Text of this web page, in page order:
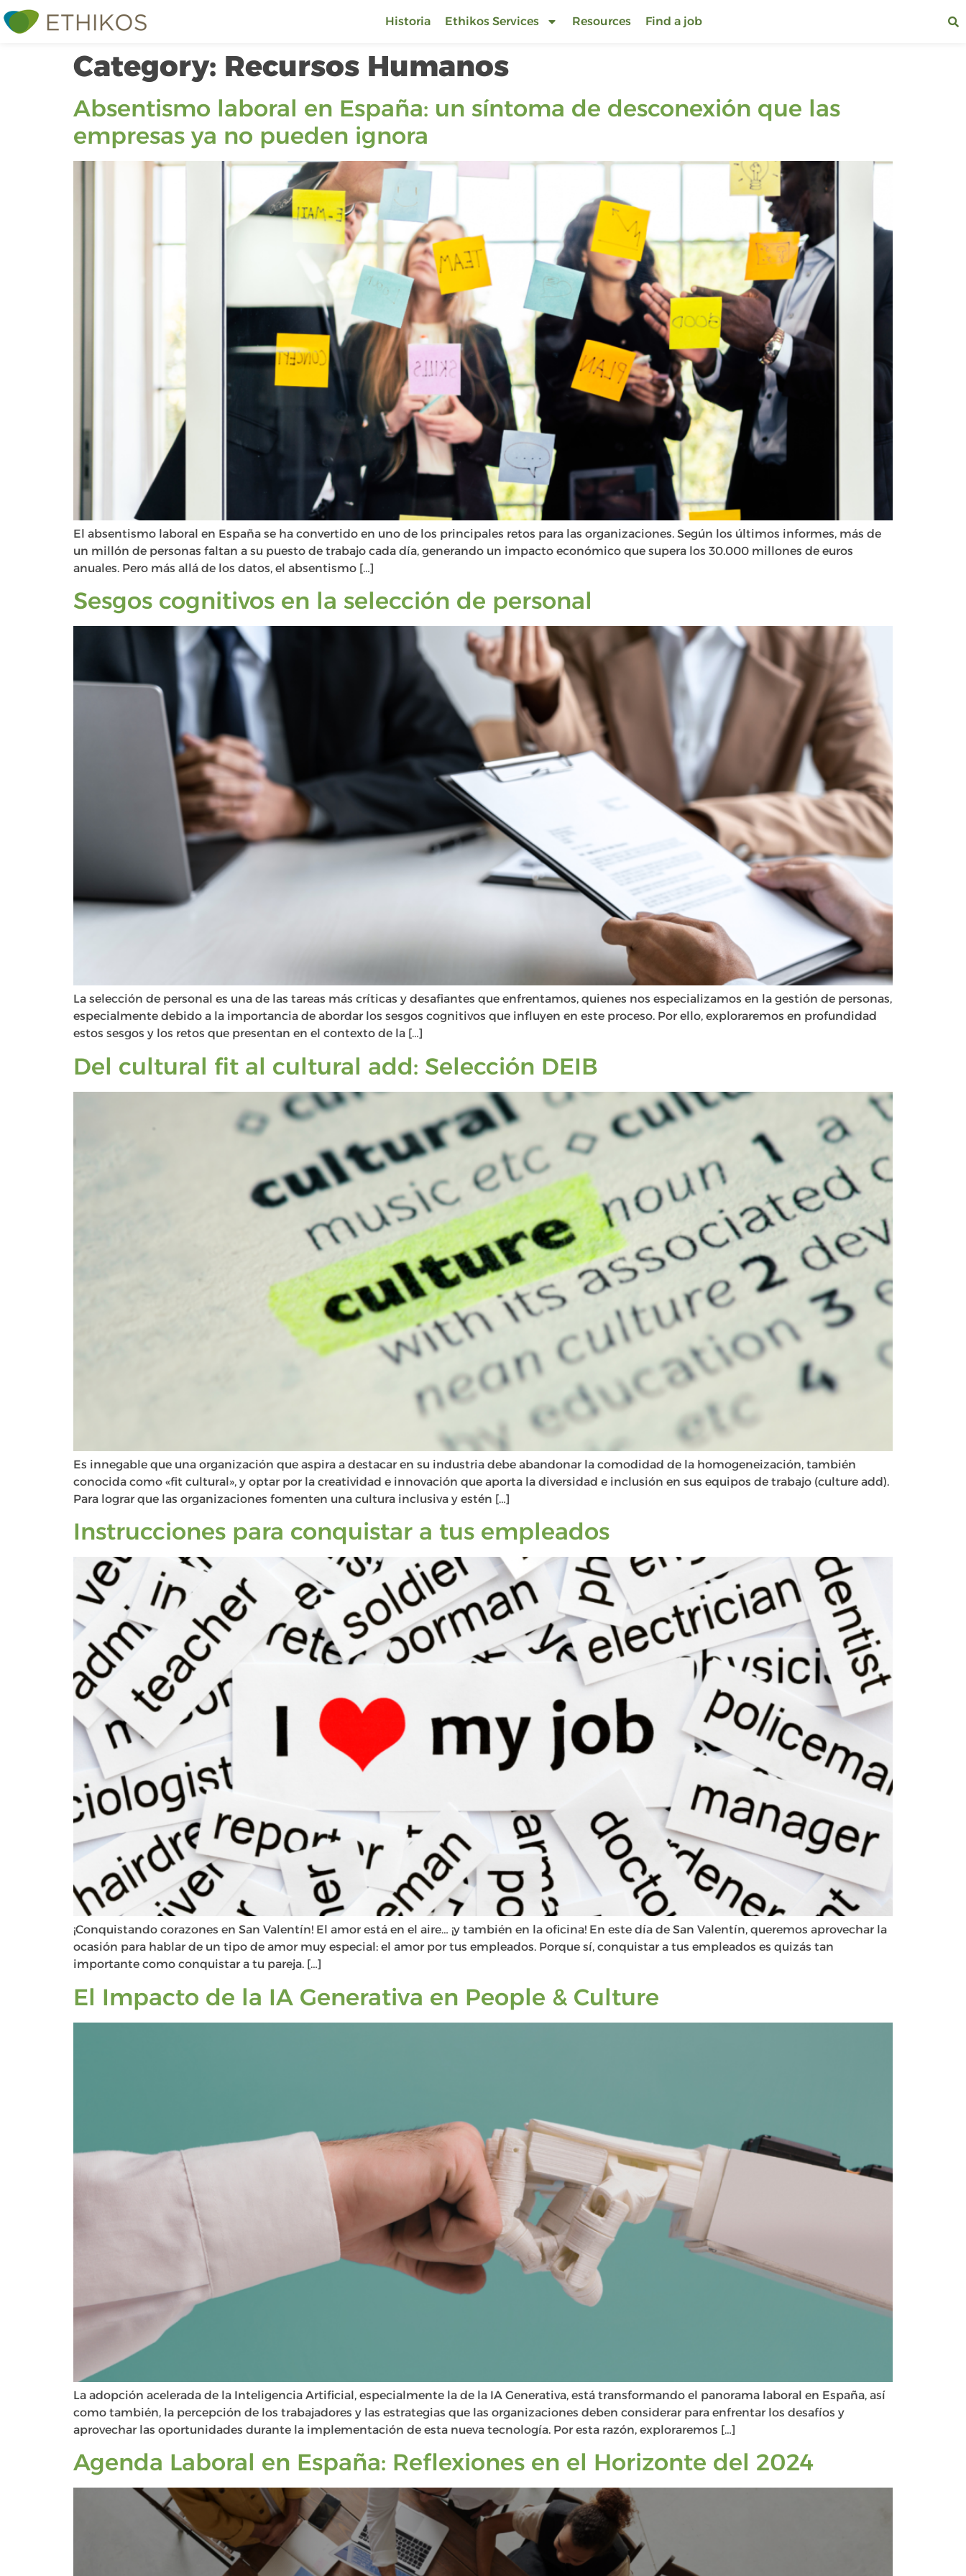
Historia Ethikos Services Resources Find a job
Category: Recursos Humanos
Absentismo laboral en España: un síntoma de desconexión que las
empresas ya no pueden ignora
El absentismo laboral en España se ha convertido en uno de los principales retos para las organizaciones. Según los últimos informes, más de
un millón de personas faltan a su puesto de trabajo cada día, generando un impacto económico que supera los 30.000 millones de euros
anuales. Pero más allá de los datos, el absentismo […]
Sesgos cognitivos en la selección de personal
La selección de personal es una de las tareas más críticas y desafiantes que enfrentamos, quienes nos especializamos en la gestión de personas,
especialmente debido a la importancia de abordar los sesgos cognitivos que influyen en este proceso. Por ello, exploraremos en profundidad
estos sesgos y los retos que presentan en el contexto de la […]
Del cultural fit al cultural add: Selección DEIB
Es innegable que una organización que aspira a destacar en su industria debe abandonar la comodidad de la homogeneización, también
conocida como «fit cultural», y optar por la creatividad e innovación que aporta la diversidad e inclusión en sus equipos de trabajo (culture add).
Para lograr que las organizaciones fomenten una cultura inclusiva y estén […]
Instrucciones para conquistar a tus empleados
¡Conquistando corazones en San Valentín! El amor está en el aire… ¡y también en la oficina! En este día de San Valentín, queremos aprovechar la
ocasión para hablar de un tipo de amor muy especial: el amor por tus empleados. Porque sí, conquistar a tus empleados es quizás tan
importante como conquistar a tu pareja. […]
El Impacto de la IA Generativa en People & Culture
La adopción acelerada de la Inteligencia Artificial, especialmente la de la IA Generativa, está transformando el panorama laboral en España, así
como también, la percepción de los trabajadores y las estrategias que las organizaciones deben considerar para enfrentar los desafíos y
aprovechar las oportunidades durante la implementación de esta nueva tecnología. Por esta razón, exploraremos […]
Agenda Laboral en España: Reflexiones en el Horizonte del 2024